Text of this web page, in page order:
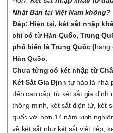
Nhật Bản tại Việt Nam không?
Đáp: Hiện tại, két sắt nhập
chỉ có từ Hàn Quốc, Trung
phổ biến là Trung Quốc (hàng
Hàn Quốc.
Chưa từng có két nhập từ
Két Sắt Gia Định tự hào là nhà
đến cao cấp, từ két sắt gia đình
thông minh, két sắt điện tử, két
quốc với hơn 14 năm kinh
về két sắt như két sắt việt tiệp,